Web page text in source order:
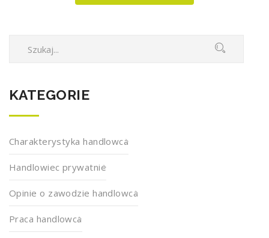
KATEGORIE
Charakterystyka handlowca
Handlowiec prywatnie
Opinie o zawodzie handlowca
Praca handlowca